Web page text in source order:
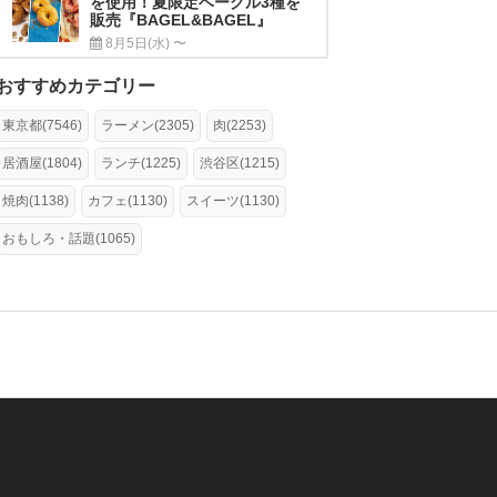
販売『BAGEL&BAGEL』
8月5日(水) 〜
すすめカテゴリー
東京都(7546) ラーメン(2305) 肉(2253)
居酒屋(1804) ランチ(1225) 渋谷区(1215)
焼肉(1138) カフェ(1130) スイーツ(1130)
おもしろ・話題(1065)